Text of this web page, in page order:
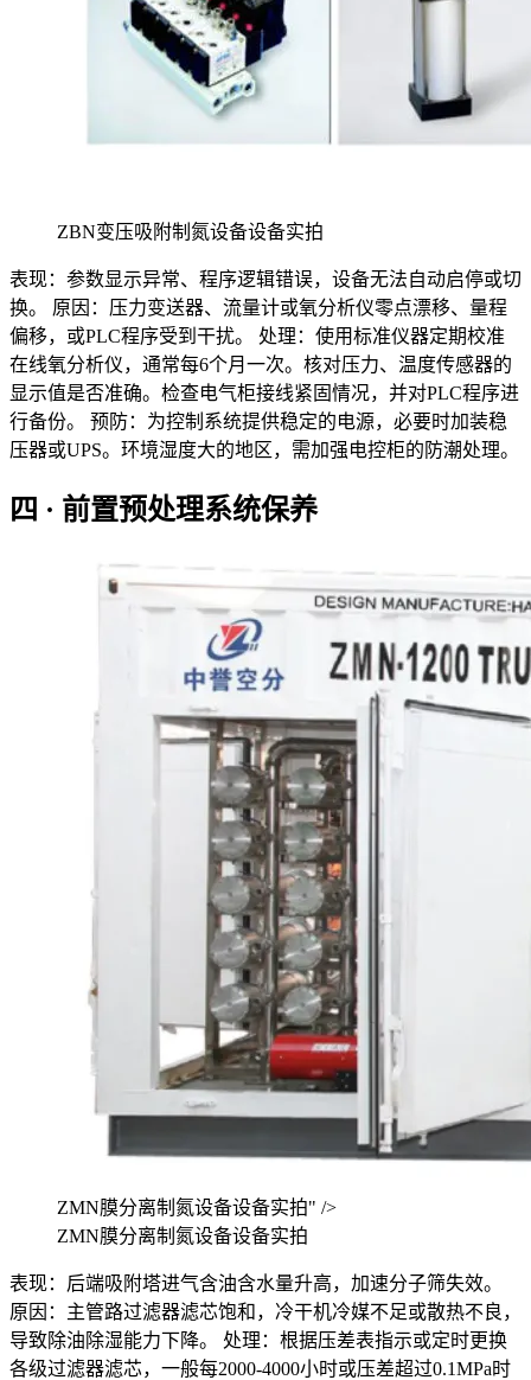
ZBN变压吸附制氮设备设备实拍
表现：参数显示异常、程序逻辑错误，设备无法自动启停或切
换。 原因：压力变送器、流量计或氧分析仪零点漂移、量程
偏移，或PLC程序受到干扰。 处理：使用标准仪器定期校准
在线氧分析仪，通常每6个月一次。核对压力、温度传感器的
显示值是否准确。检查电气柜接线紧固情况，并对PLC程序进
行备份。 预防：为控制系统提供稳定的电源，必要时加装稳
压器或UPS。环境湿度大的地区，需加强电控柜的防潮处理。
四 · 前置预处理系统保养
ZMN膜分离制氮设备设备实拍" />
ZMN膜分离制氮设备设备实拍
表现：后端吸附塔进气含油含水量升高，加速分子筛失效。
原因：主管路过滤器滤芯饱和，冷干机冷媒不足或散热不良，
导致除油除湿能力下降。 处理：根据压差表指示或定时更换
各级过滤器滤芯，一般每2000-4000小时或压差超过0.1MPa时